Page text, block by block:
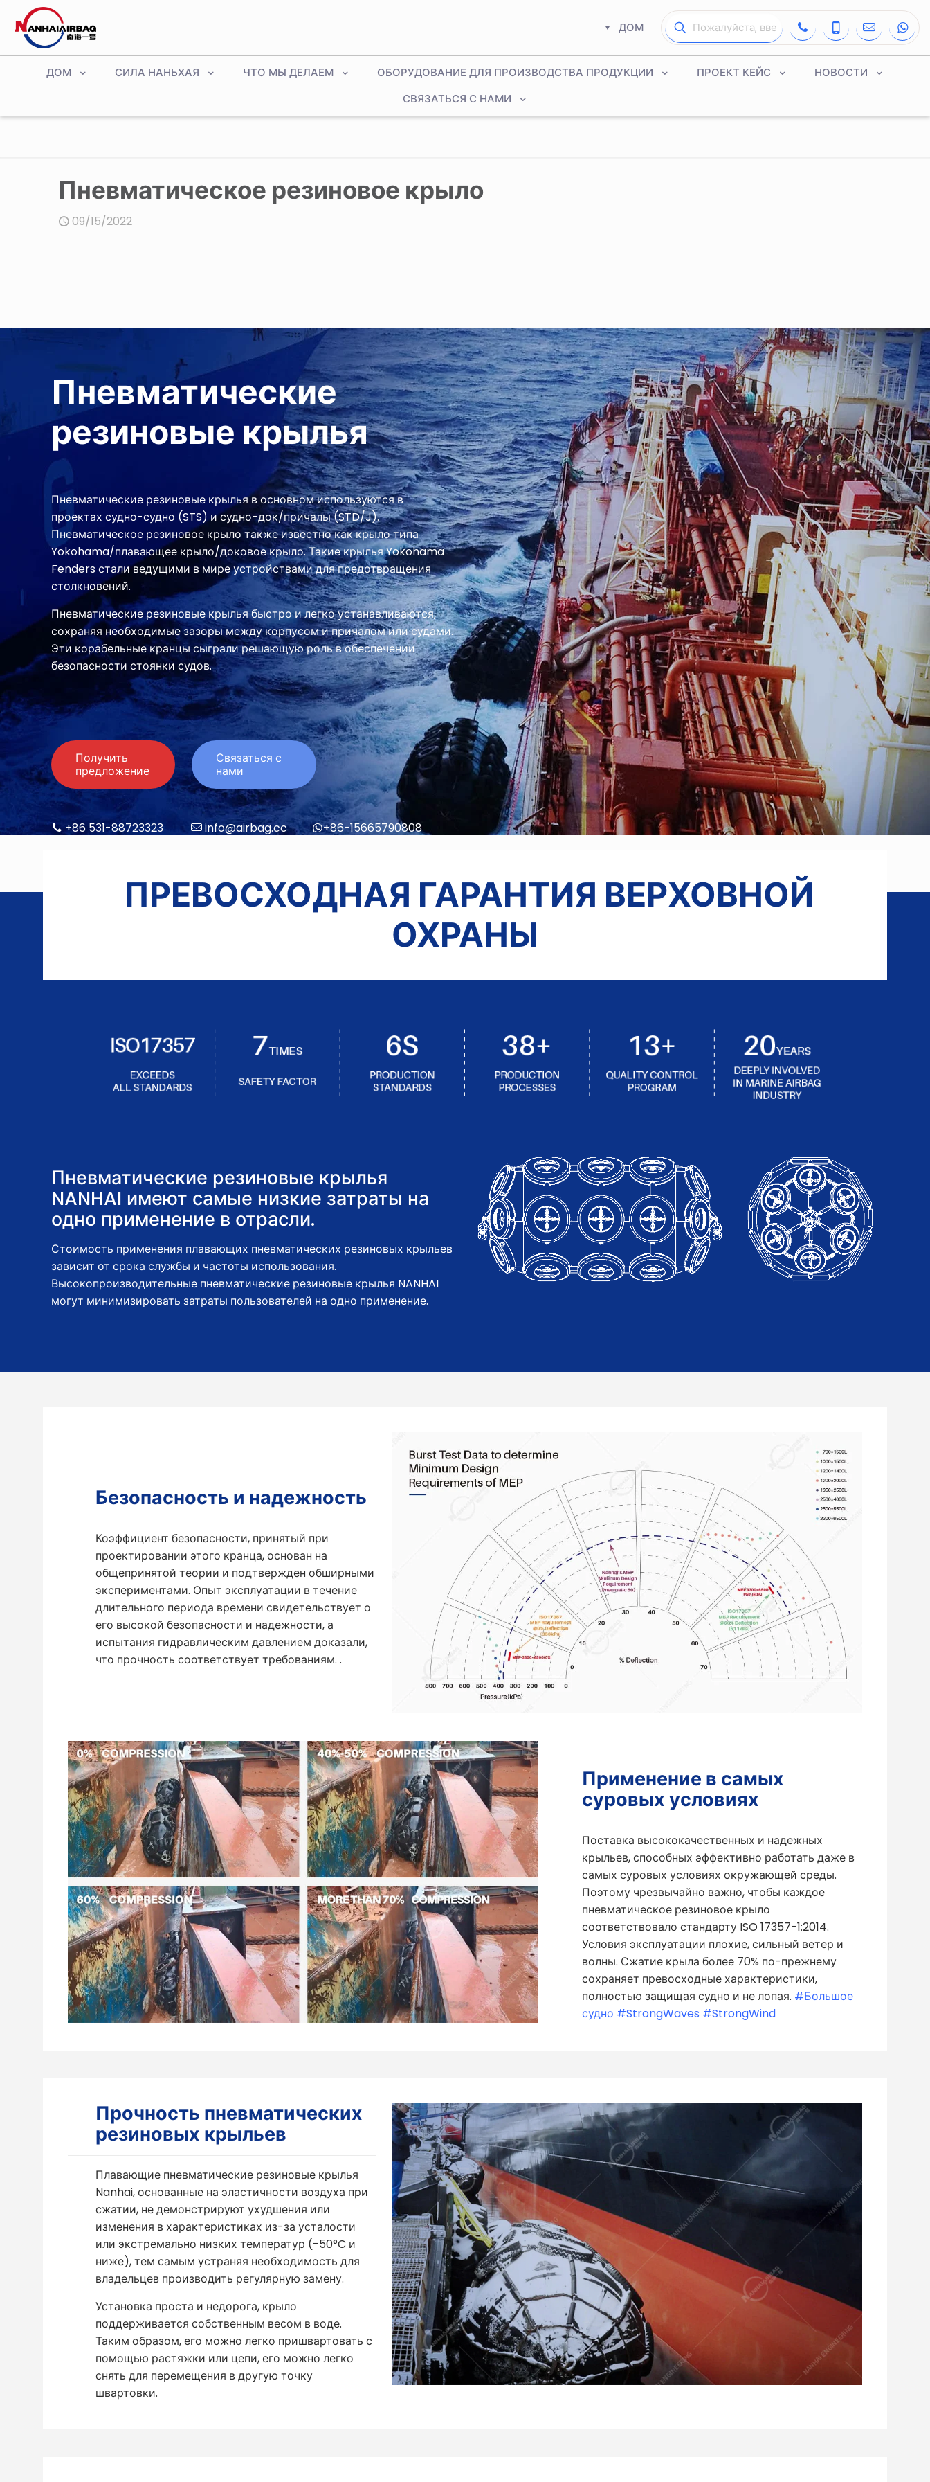
ДОМ
ДОМ СИЛА НАНЬХАЯ ЧТО МЫ ДЕЛАЕМ ОБОРУДОВАНИЕ ДЛЯ ПРОИЗВОДСТВА ПРОДУКЦИИ ПРОЕКТ КЕЙС
НОВОСТИ
СВЯЗАТЬСЯ С НАМИ
Пневматическое резиновое крыло
09/15/2022
Пневматические
резиновые крылья
Пневматические резиновые крылья в основном используются в
проектах судно-судно (STS) и судно-док/причалы (STD/J).
Пневматическое резиновое крыло также известно как крыло типа
Yokohama/плавающее крыло/доковое крыло. Такие крылья Yokohama
Fenders стали ведущими в мире устройствами для предотвращения
столкновений.
Пневматические резиновые крылья быстро и легко устанавливаются,
сохраняя необходимые зазоры между корпусом и причалом или судами.
Эти корабельные кранцы сыграли решающую роль в обеспечении
безопасности стоянки судов.
Получить
предложение
Связаться с
нами
+86 531-88723323 info@airbag.cc +86-15665790808
ПРЕВОСХОДНАЯ ГАРАНТИЯ ВЕРХОВНОЙ
ОХРАНЫ
Пневматические резиновые крылья
NANHAI имеют самые низкие затраты на
одно применение в отрасли.
Стоимость применения плавающих пневматических резиновых крыльев
зависит от срока службы и частоты использования.
Высокопроизводительные пневматические резиновые крылья NANHAI
могут минимизировать затраты пользователей на одно применение.
Безопасность и надежность
Коэффициент безопасности, принятый при
проектировании этого кранца, основан на
общепринятой теории и подтвержден обширными
экспериментами. Опыт эксплуатации в течение
длительного периода времени свидетельствует о
его высокой безопасности и надежности, а
испытания гидравлическим давлением доказали,
что прочность соответствует требованиям. .
Применение в самых
суровых условиях
Поставка высококачественных и надежных
крыльев, способных эффективно работать даже в
самых суровых условиях окружающей среды.
Поэтому чрезвычайно важно, чтобы каждое
пневматическое резиновое крыло
соответствовало стандарту ISO 17357-1:2014.
Условия эксплуатации плохие, сильный ветер и
волны. Сжатие крыла более 70% по-прежнему
сохраняет превосходные характеристики,
полностью защищая судно и не лопая. #Большое
судно #StrongWaves #StrongWind
Прочность пневматических
резиновых крыльев
Плавающие пневматические резиновые крылья
Nanhai, основанные на эластичности воздуха при
сжатии, не демонстрируют ухудшения или
изменения в характеристиках из-за усталости
или экстремально низких температур (-50°C и
ниже), тем самым устраняя необходимость для
владельцев производить регулярную замену.
Установка проста и недорога, крыло
поддерживается собственным весом в воде.
Таким образом, его можно легко пришвартовать с
помощью растяжки или цепи, его можно легко
снять для перемещения в другую точку
швартовки.